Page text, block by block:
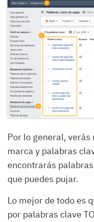
Por lo general,
marca y palabras
encontrarás
que puedes pujar.
Lo mejor de todo es
por palabras clave